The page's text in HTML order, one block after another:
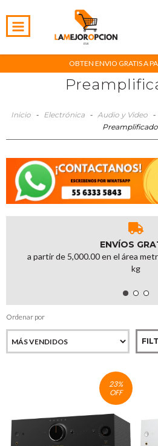
OBTEN ENVIO GRATIS A
Inicio - Electrónica - Audio y Video -
ENVÍOS
a partir de 5,000.00 en el área
kg
Ordenar por
23%
OFF